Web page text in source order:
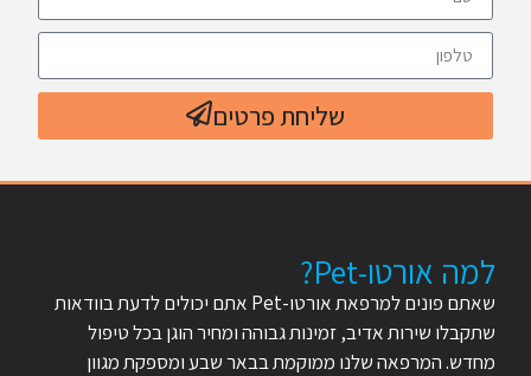
שליחת פרטים
למה אורטו-Pet?
שאתם פונים למרפאת אורטו-Pet אתם יכולים לדעת בוודאות
שתקבלו שירות אדיב, זמינות גבוהה ומחיר הוגן בכל טיפול
מחדש. המרפאה שלנו ממוקמת בבאר שבע ומספקת מגוון